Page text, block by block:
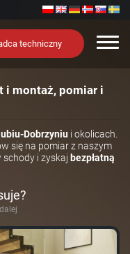
techniczny
i montaż, pomiar i
Dobrzyniu i okolicach.
się na pomiar z naszym
i zyskaj bezpłatną